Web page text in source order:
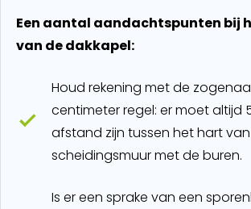
Een aantal aandachtspunten bij
van de dakkapel:
Houd rekening met de
centimeter regel: er moet altijd
afstand zijn tussen het hart
scheidingsmuur met de buren.
Is er een sprake van een